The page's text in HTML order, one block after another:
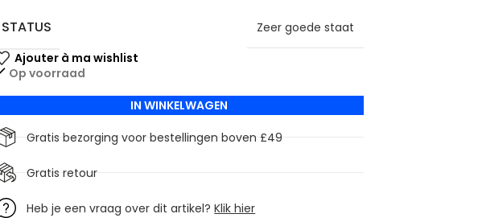
STATUS
Zeer goede staat
Op voorraad
IN WINKELWAGEN
Gratis bezorging voor bestellingen boven £49
Gratis retour
Heb je een vraag over dit artikel?Klik hier